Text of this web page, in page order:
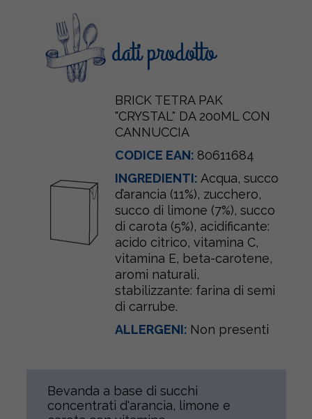
dati prodotto
BRICK TETRA PAK
"CRYSTAL" DA 200ML CON
CANNUCCIA
CODICE EAN: 80611684
INGREDIENTI: Acqua, succo
d’arancia (11%), zucchero,
succo di limone (7%), succo
di carota (5%), acidificante:
acido citrico, vitamina C,
vitamina E, beta-carotene,
aromi naturali,
stabilizzante: farina di semi
di carrube.
ALLERGENI: Non presenti
Bevanda a base di succhi
concentrati d'arancia, limone e